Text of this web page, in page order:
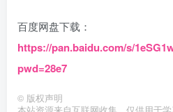
百度网盘下载：
https://pan.baidu.com/s/
pwd=28e7
© 版权声明